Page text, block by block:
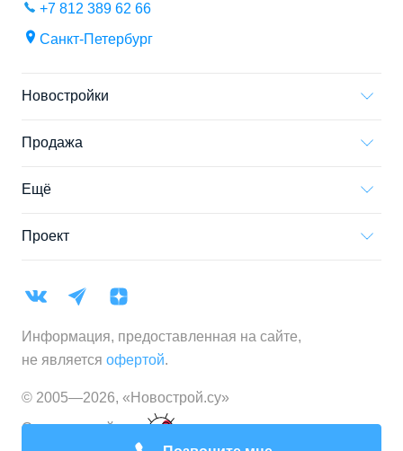
+7 812 389 62 66
Санкт-Петербург
Новостройки
Продажа
Ещё
Проект
Информация, предоставленная на сайте,
не является офертой.
© 2005—2026, «Новострой.су»
Создание сайта